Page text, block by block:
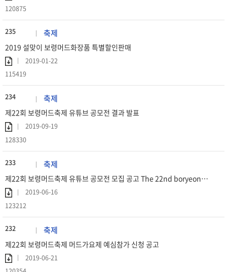
120875
235 축제
2019 설맞이 보령머드화장품 특별할인판매
2019-01-22
115419
234 축제
제22회 보령머드축제 유튜브 공모전 결과 발표
2019-09-19
128330
233 축제
제22회 보령머드축제 유튜브 공모전 모집 공고 The 22nd boryeong mud festival youtube contest!
2019-06-16
123212
232 축제
제22회 보령머드축제 머드가요제 예심참가 신청 공고
2019-06-21